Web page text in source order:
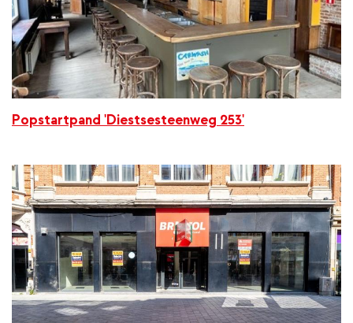
Popstartpand 'Diestsesteenweg 253'